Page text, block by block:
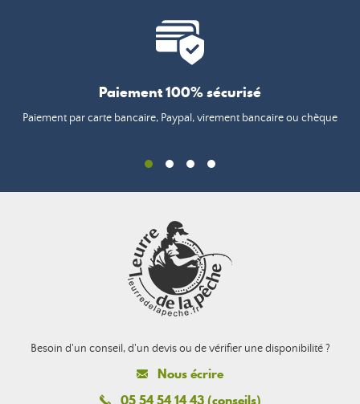
Paiement 100% sécurisé
Paiement par carte bancaire, Paypal, virement bancaire ou chèque
Besoin d'un conseil, d'un devis ou de vérifier une disponibilité ?
Nous écrire
05 54 54 14 43 (conseils)